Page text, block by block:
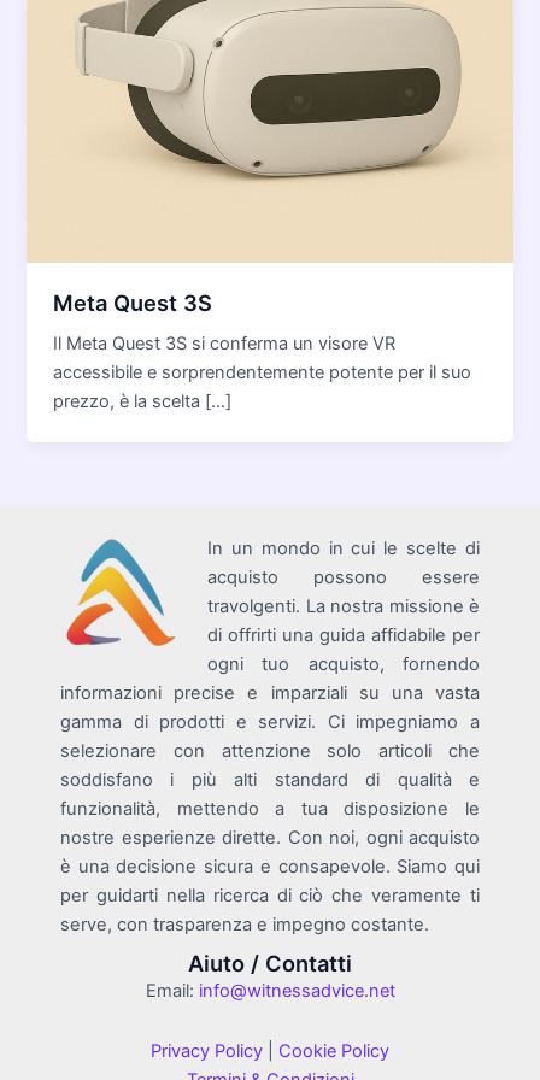
Meta Quest 3S
Il Meta Quest 3S si conferma un visore VR
accessibile e sorprendentemente potente per il suo
prezzo, è la scelta […]
In un mondo in cui le scelte di
acquisto possono essere
travolgenti. La nostra missione è
di offrirti una guida affidabile per
ogni tuo acquisto, fornendo
informazioni precise e imparziali su una vasta
gamma di prodotti e servizi. Ci impegniamo a
selezionare con attenzione solo articoli che
soddisfano i più alti standard di qualità e
funzionalità, mettendo a tua disposizione le
nostre esperienze dirette. Con noi, ogni acquisto
è una decisione sicura e consapevole. Siamo qui
per guidarti nella ricerca di ciò che veramente ti
serve, con trasparenza e impegno costante.
Aiuto / Contatti
Email: info@witnessadvice.net
Privacy Policy
Cookie Policy